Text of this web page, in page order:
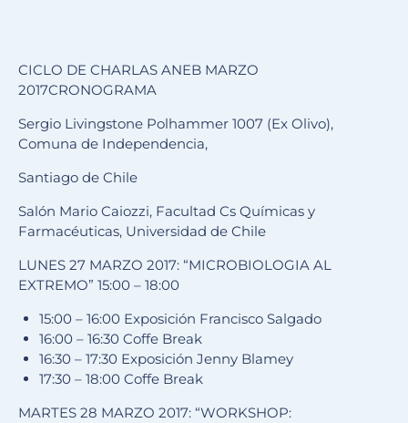
CICLO DE CHARLAS ANEB MARZO
2017CRONOGRAMA
Sergio Livingstone Polhammer 1007 (Ex Olivo),
Comuna de Independencia,
Santiago de Chile
Salón Mario Caiozzi, Facultad Cs Químicas y
Farmacéuticas, Universidad de Chile
LUNES 27 MARZO 2017: “MICROBIOLOGIA AL
EXTREMO” 15:00 – 18:00
15:00 – 16:00 Exposición Francisco Salgado
16:00 – 16:30 Coffe Break
16:30 – 17:30 Exposición Jenny Blamey
17:30 – 18:00 Coffe Break
MARTES 28 MARZO 2017: “WORKSHOP: